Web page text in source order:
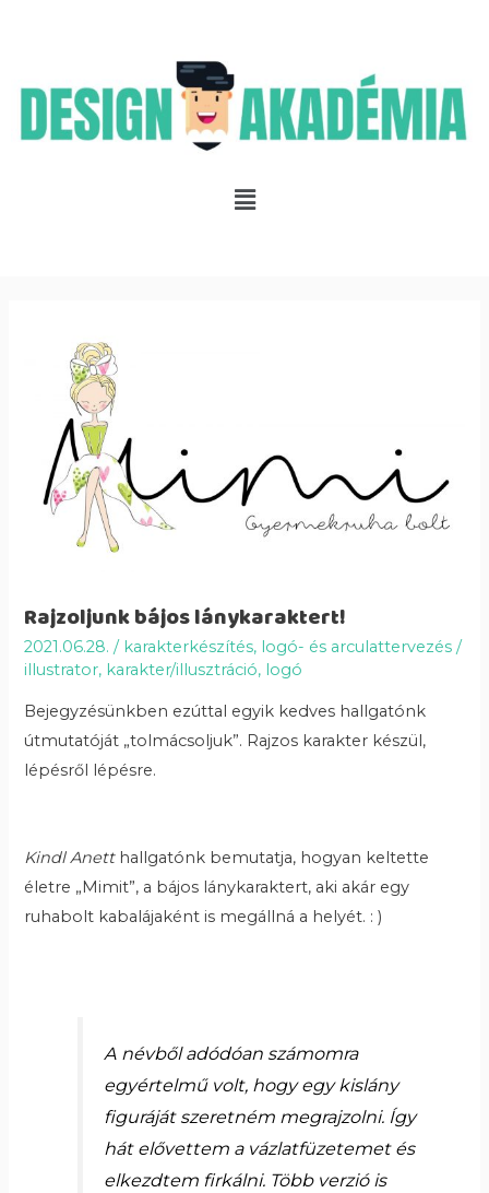
Rajzoljunk bájos lánykaraktert!
2021.06.28. / karakterkészítés, logó- és arculattervezés /
illustrator, karakter/illusztráció, logó
Bejegyzésünkben ezúttal egyik kedves hallgatónk
útmutatóját „tolmácsoljuk”. Rajzos karakter készül,
lépésről lépésre.
Kindl Anetthallgatónk bemutatja, hogyan keltette
életre „Mimit”, a bájos lánykaraktert, aki akár egy
ruhabolt kabalájaként is megállná a helyét. : )
A névből adódóan számomra
egyértelmű volt, hogy egy kislány
figuráját szeretném megrajzolni. Így
hát elővettem a vázlatfüzetemet és
elkezdtem firkálni. Több verzió is